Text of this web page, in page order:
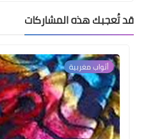
قد تُعجبك هذه المشاركات
أثواب مغربية